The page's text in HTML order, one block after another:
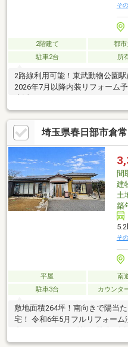
そ
2階建て 都市
駐車2台
所
2路線利用可能！東武動物公園
2026年7月以降内装リフォーム
埼玉県春日部市倉
間
建
土
築
そ
平屋 南
駐車3台
カウンタ
敷地面積264坪！南向きで陽当
宅！ 令和6年5月フルリフォー
台・ユニットバス等)！ 駐車4台
の新生活！